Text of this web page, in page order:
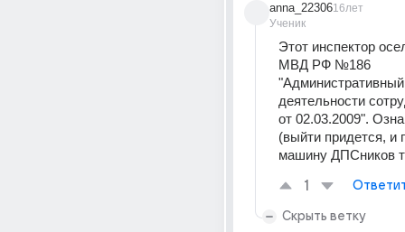
anna_22306
Ученик
16лет
Этот инспектор
МВД РФ №186
деятельности
от 02.03.2009".
(выйти придется, и
машину ДПСников
1
Скрыть ветку